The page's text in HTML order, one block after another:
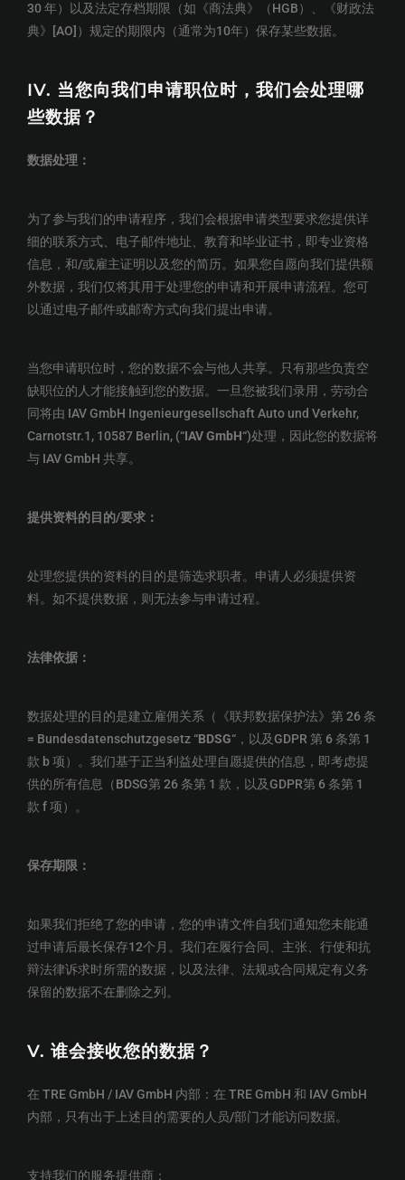
30 年）以及法定存档期限（如《商法典》（HGB）、《财政法
典》[AO]）规定的期限内（通常为10年）保存某些数据。
IV. 当您向我们申请职位时，我们会处理哪
些数据？
数据处理 ：
为了参与我们的申请程序，我们会根据申请类型要求您提供详
细的联系方式、电子邮件地址、教育和毕业证书，即专业资格
信息，和/或雇主证明以及您的简历。如果您自愿向我们提供额
外数据，我们仅将其用于处理您的申请和开展申请流程。您可
以通过电子邮件或邮寄方式向我们提出申请。
当您申请职位时，您的数据不会与他人共享。只有那些负责空
缺职位的人才能接触到您的数据。一旦您被我们录用，劳动合
同将由 IAV GmbH Ingenieurgesellschaft Auto und Verkehr,
Carnotstr.1, 10587 Berlin, (“IAV GmbH“)处理，因此您的数据将
与 IAV GmbH 共享。
提供资料的目的/要求：
处理您提供的资料的目的是筛选求职者。申请人必须提供资
料。如不提供数据，则无法参与申请过程。
法律依据：
数据处理的目的是建立雇佣关系（《联邦数据保护法》第 26 条
= Bundesdatenschutzgesetz “BDSG“，以及GDPR 第 6 条第 1
款 b 项）。我们基于正当利益处理自愿提供的信息，即考虑提
供的所有信息（BDSG第 26 条第 1 款，以及GDPR第 6 条第 1
款 f 项）。
保存期限：
如果我们拒绝了您的申请，您的申请文件自我们通知您未能通
过申请后最长保存12个月。我们在履行合同、主张、行使和抗
辩法律诉求时所需的数据，以及法律、法规或合同规定有义务
保留的数据不在删除之列。
V. 谁会接收您的数据？
在 TRE GmbH / IAV GmbH 内部：在 TRE GmbH 和 IAV GmbH
内部，只有出于上述目的需要的人员/部门才能访问数据。
支持我们的服务提供商：